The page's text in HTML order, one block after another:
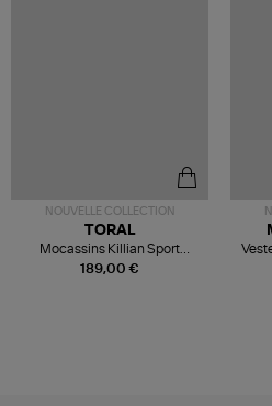
NOUVELLE COLLECTION
189,00 €
TORAL
Mocassins Killian Sport
Mousse